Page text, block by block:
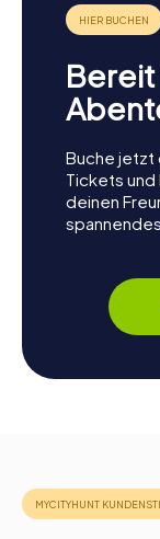
Buche jetzt
Tickets
deinen